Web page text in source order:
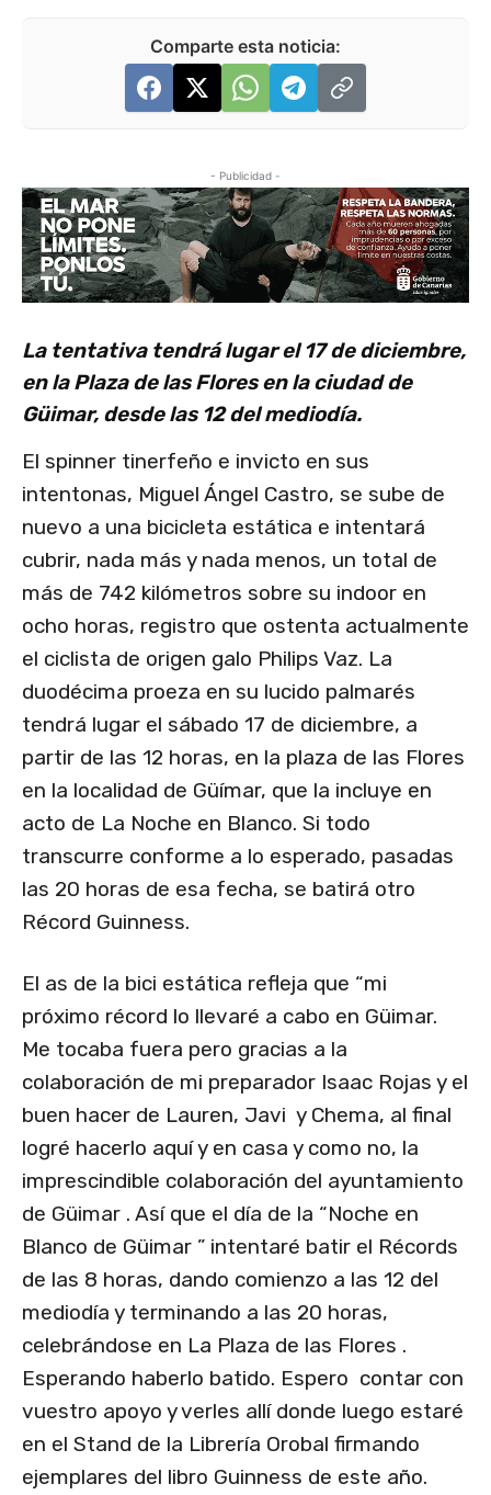
Comparte esta noticia:
- Publicidad -
La tentativa tendrá lugar el 17 de diciembre,
en la Plaza de las Flores en la ciudad de
Güimar, desde las 12 del mediodía.
El spinner tinerfeño e invicto en sus
intentonas, Miguel Ángel Castro, se sube de
nuevo a una bicicleta estática e intentará
cubrir, nada más y nada menos, un total de
más de 742 kilómetros sobre su indoor en
ocho horas, registro que ostenta actualmente
el ciclista de origen galo Philips Vaz. La
duodécima proeza en su lucido palmarés
tendrá lugar el sábado 17 de diciembre, a
partir de las 12 horas, en la plaza de las Flores
en la localidad de Güímar, que la incluye en
acto de La Noche en Blanco. Si todo
transcurre conforme a lo esperado, pasadas
las 20 horas de esa fecha, se batirá otro
Récord Guinness.
El as de la bici estática refleja que “mi
próximo récord lo llevaré a cabo en Güimar.
Me tocaba fuera pero gracias a la
colaboración de mi preparador Isaac Rojas y el
buen hacer de Lauren, Javi y Chema, al final
logré hacerlo aquí y en casa y como no, la
imprescindible colaboración del ayuntamiento
de Güimar . Así que el día de la “Noche en
Blanco de Güimar ” intentaré batir el Récords
de las 8 horas, dando comienzo a las 12 del
mediodía y terminando a las 20 horas,
celebrándose en La Plaza de las Flores .
Esperando haberlo batido. Espero contar con
vuestro apoyo y verles allí donde luego estaré
en el Stand de la Librería Orobal firmando
ejemplares del libro Guinness de este año.